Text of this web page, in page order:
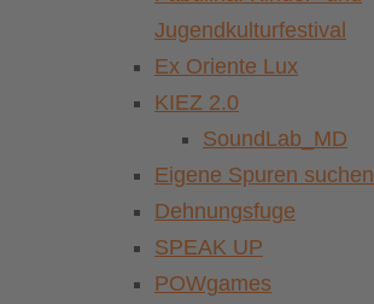
Jugendkulturfestival
Ex Oriente Lux
KIEZ 2.0
SoundLab_MD
Eigene Spuren suchen
Dehnungsfuge
SPEAK UP
POWgames